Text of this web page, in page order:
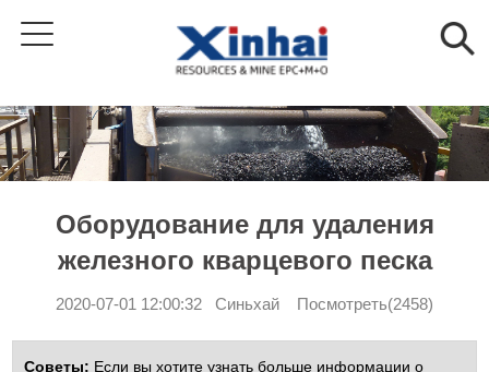
Оборудование для удаления
железного кварцевого песка
2020-07-01 12:00:32 Синьхай Посмотреть(2458)
Советы: Если вы хотите узнать больше информации о